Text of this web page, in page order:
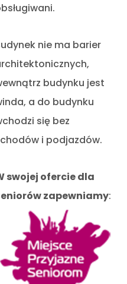
nie ma barier
budynku jest
a do budynku
się bez
i podjazdów.
swojej ofercie dla
zapewniamy: